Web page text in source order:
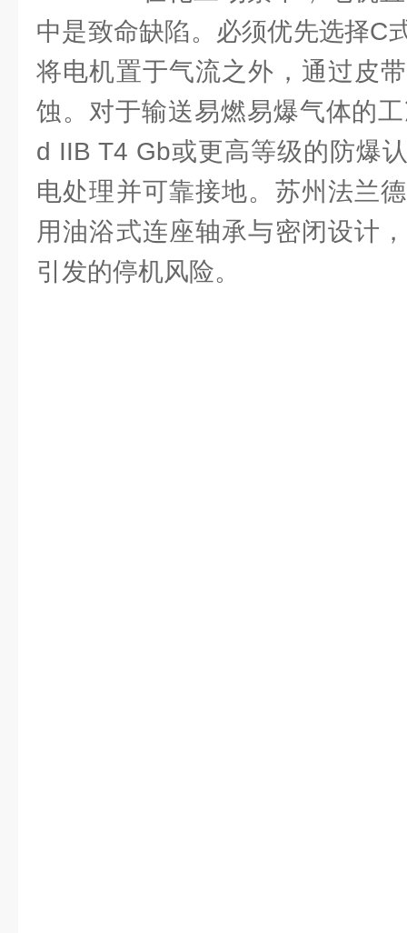
中是致命缺陷。必须优先选择C
将电机置于气流之外，通过皮
蚀。对于输送易燃易爆气体的
d IIB T4 Gb或更高等级的防爆
电处理并可靠接地。苏州法兰
用油浴式连座轴承与密闭设计
引发的停机风险。